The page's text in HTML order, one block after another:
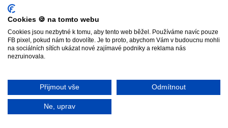
Cookies 🍪 na tomto webu
Cookies jsou nezbytné k tomu, aby tento web běžel. Používáme navíc pouze
FB pixel, pokud nám to dovolíte. Je to proto, abychom Vám v budoucnu mohli
na sociálních sítích ukázat nové zajímavé podniky a reklama nás
nezruinovala.
Přijmout vše Odmítnout
Ne, uprav